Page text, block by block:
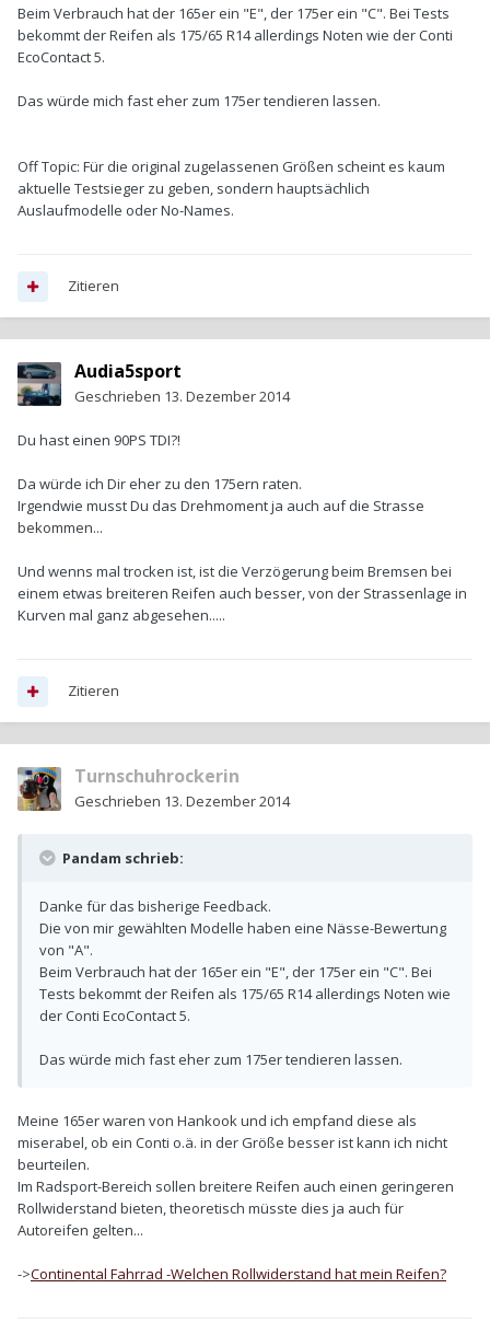
Beim Verbrauch hat der 165er ein "E", der 175er ein "C". Bei Tests
bekommt der Reifen als 175/65 R14 allerdings Noten wie der Conti
EcoContact 5.
Das würde mich fast eher zum 175er tendieren lassen.
Off Topic: Für die original zugelassenen Größen scheint es kaum
aktuelle Testsieger zu geben, sondern hauptsächlich
Auslaufmodelle oder No-Names.
Zitieren
Audia5sport
Geschrieben 13. Dezember 2014
Du hast einen 90PS TDI?!
Da würde ich Dir eher zu den 175ern raten.
Irgendwie musst Du das Drehmoment ja auch auf die Strasse
bekommen...
Und wenns mal trocken ist, ist die Verzögerung beim Bremsen bei
einem etwas breiteren Reifen auch besser, von der Strassenlage in
Kurven mal ganz abgesehen.....
Zitieren
Turnschuhrockerin
Geschrieben 13. Dezember 2014
Pandam schrieb:
Danke für das bisherige Feedback.
Die von mir gewählten Modelle haben eine Nässe-Bewertung
von "A".
Beim Verbrauch hat der 165er ein "E", der 175er ein "C". Bei
Tests bekommt der Reifen als 175/65 R14 allerdings Noten wie
der Conti EcoContact 5.
Das würde mich fast eher zum 175er tendieren lassen.
Meine 165er waren von Hankook und ich empfand diese als
miserabel, ob ein Conti o.ä. in der Größe besser ist kann ich nicht
beurteilen.
Im Radsport-Bereich sollen breitere Reifen auch einen geringeren
Rollwiderstand bieten, theoretisch müsste dies ja auch für
Autoreifen gelten...
->Continental Fahrrad -Welchen Rollwiderstand hat mein Reifen?